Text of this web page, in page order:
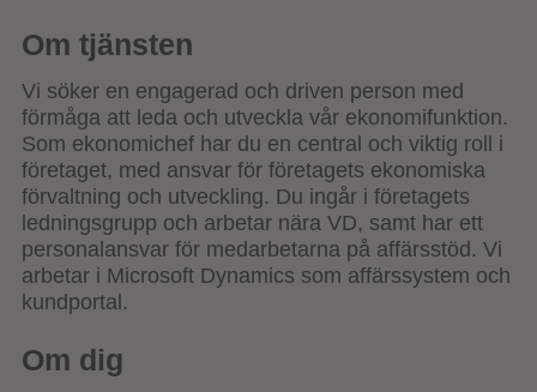
Om tjänsten
Vi söker en engagerad och driven person med
förmåga att leda och utveckla vår ekonomifunktion.
Som ekonomichef har du en central och viktig roll i
företaget, med ansvar för företagets ekonomiska
förvaltning och utveckling. Du ingår i företagets
ledningsgrupp och arbetar nära VD, samt har ett
personalansvar för medarbetarna på affärsstöd. Vi
arbetar i Microsoft Dynamics som affärssystem och
kundportal.
Om dig